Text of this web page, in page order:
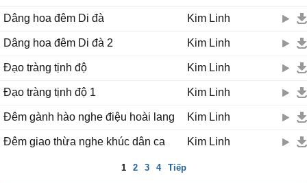
Dâng hoa đêm Di đà Kim Linh
Dâng hoa đêm Di đà 2 Kim Linh
Đạo tràng tịnh độ Kim Linh
Đạo tràng tịnh độ 1 Kim Linh
Đêm gành hào nghe điệu hoài lang Kim Linh
Đêm giao thừa nghe khúc dân ca Kim Linh
1 2 3 4 Tiếp